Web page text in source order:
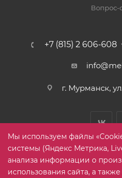
Вопрос-
+7 (815) 2 606-608
г. Мурманск,
Мы используем файлы
системы (Яндекс Метрика,
анализа информации о
использования сайта, а